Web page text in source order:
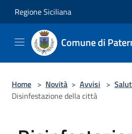
Regione Siciliana
Comune di
Home > Novità > Avvisi >
Disinfestazione della città